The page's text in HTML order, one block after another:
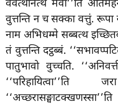
ववत्थानत्थ मेवा’’ति
वुत्तन्ति न च सक्का वत्तुं.
नाम अभिधम्मे सब्बत्थ
तं वुत्तन्ति दट्ठब्बं.
पातुभावो वुच्चति.